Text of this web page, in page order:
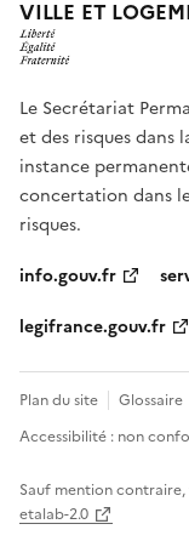
VILLE ET
Le Secrétariat
et des risques dans
instance
concertation dans
risques.
info.gouv.fr
legifrance.gouv.fr
Plan du site Glossaire
Accessibilité : non
Sauf mention contraire,
etalab-2.0